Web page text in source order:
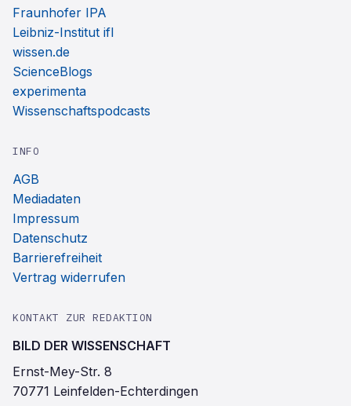
Fraunhofer IPA
Leibniz-Institut ifl
wissen.de
ScienceBlogs
experimenta
Wissenschaftspodcasts
INFO
AGB
Mediadaten
Impressum
Datenschutz
Barrierefreiheit
Vertrag widerrufen
KONTAKT ZUR REDAKTION
BILD DER WISSENSCHAFT
Ernst-Mey-Str. 8
70771 Leinfelden-Echterdingen